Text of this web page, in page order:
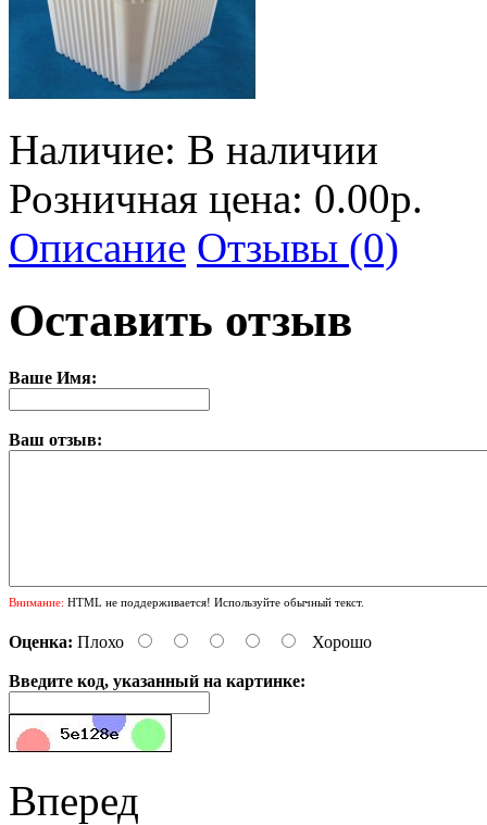
Наличие: В наличии
Розничная цена: 0.00р.
Описание Отзывы (0)
Оставить отзыв
Ваше Имя:
Ваш отзыв:
Внимание: HTML не поддерживается! Используйте обычный текст.
Оценка: Плохо Хорошо
Введите код, указанный на картинке:
Вперед